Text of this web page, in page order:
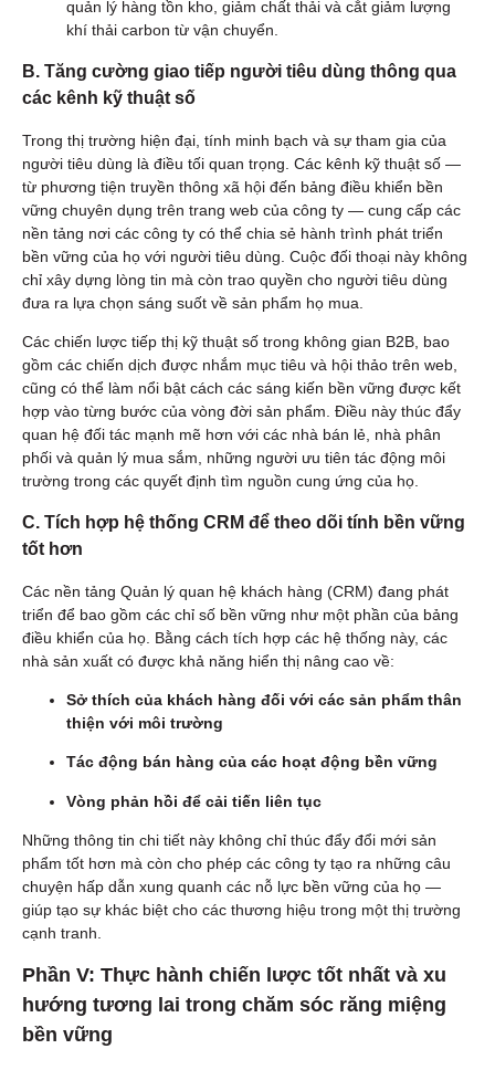
quản lý hàng tồn kho, giảm chất thải và cắt giảm lượng
khí thải carbon từ vận chuyển.
B. Tăng cường giao tiếp người tiêu dùng thông qua
các kênh kỹ thuật số
Trong thị trường hiện đại, tính minh bạch và sự tham gia của
người tiêu dùng là điều tối quan trọng. Các kênh kỹ thuật số —
từ phương tiện truyền thông xã hội đến bảng điều khiển bền
vững chuyên dụng trên trang web của công ty — cung cấp các
nền tảng nơi các công ty có thể chia sẻ hành trình phát triển
bền vững của họ với người tiêu dùng. Cuộc đối thoại này không
chỉ xây dựng lòng tin mà còn trao quyền cho người tiêu dùng
đưa ra lựa chọn sáng suốt về sản phẩm họ mua.
Các chiến lược tiếp thị kỹ thuật số trong không gian B2B, bao
gồm các chiến dịch được nhắm mục tiêu và hội thảo trên web,
cũng có thể làm nổi bật cách các sáng kiến bền vững được kết
hợp vào từng bước của vòng đời sản phẩm. Điều này thúc đẩy
quan hệ đối tác mạnh mẽ hơn với các nhà bán lẻ, nhà phân
phối và quản lý mua sắm, những người ưu tiên tác động môi
trường trong các quyết định tìm nguồn cung ứng của họ.
C. Tích hợp hệ thống CRM để theo dõi tính bền vững
tốt hơn
Các nền tảng Quản lý quan hệ khách hàng (CRM) đang phát
triển để bao gồm các chỉ số bền vững như một phần của bảng
điều khiển của họ. Bằng cách tích hợp các hệ thống này, các
nhà sản xuất có được khả năng hiển thị nâng cao về:
Sở thích của khách hàng đối với các sản phẩm thân
thiện với môi trường
Tác động bán hàng của các hoạt động bền vững
Vòng phản hồi để cải tiến liên tục
Những thông tin chi tiết này không chỉ thúc đẩy đổi mới sản
phẩm tốt hơn mà còn cho phép các công ty tạo ra những câu
chuyện hấp dẫn xung quanh các nỗ lực bền vững của họ —
giúp tạo sự khác biệt cho các thương hiệu trong một thị trường
cạnh tranh.
Phần V: Thực hành chiến lược tốt nhất và xu
hướng tương lai trong chăm sóc răng miệng
bền vững